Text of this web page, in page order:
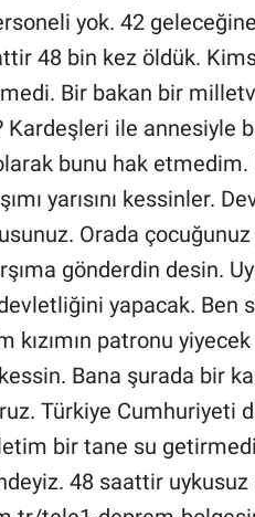
yok. 42
48 bin kez öldük.
Bir bakan bir
Kardeşleri ile annesiyle
bunu hak
yarısını kessinler.
Orada
gönderdin desin.
yapacak. Ben
kızımın patronu
Bana şurada bir
Türkiye Cumhuriyeti
bir tane su
48 saattir